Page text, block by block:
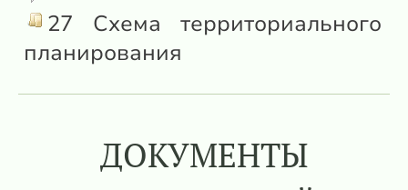
27 Схема территориального
планирования
ДОКУМЕНТЫ